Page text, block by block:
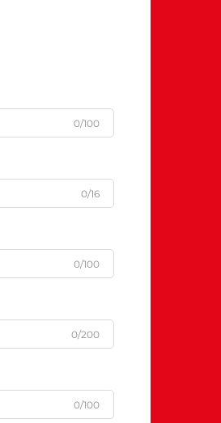
0/100
0/16
0/100
0/200
0/100